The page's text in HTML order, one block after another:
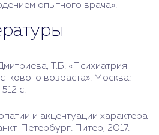
опытного врача».
Т.Б. «Психиатрия
возраста». Москва:
с.
и акцентуации характера
Петербург: Питер, 2017. –